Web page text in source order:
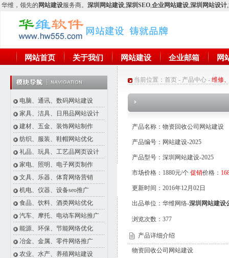
华维 ，领先的 网站建设服务商。 深圳网站建设,深圳SEO,企业网站建设,深圳网站设计,
网站首页 关于我们 网站建设 企业邮箱 网
电脑、通讯、数码网站建设
家具、洁具、日用品网站设计
建材、五金、装饰网站制作
纺织、服装、鞋帽网站优化
礼品、玩具、工艺品网页设计
家电、照明、电子网页制作
文具、乐器、体育网络营销
机电、仪器、设备seo推广
食品、饮料、酒类网站优化
汽车、摩托、电动车网站推广
能源、环保、节能网络优化
冶金、金属、零件网络推广
农业、水产、养殖网站建设
当前位置： 首页 - 产品中心 - 维修
产品名称：物资回收公司网站建设
产品编号：网站建设-2025
产品型号：深圳网站建设-2025
市场价格：1880元/个 促销价格：
更新时间：2016年12月02日
出品单位：华维网络-深圳网站建设
浏览次数： 377
产品详细介绍
物资回收公司网站建设